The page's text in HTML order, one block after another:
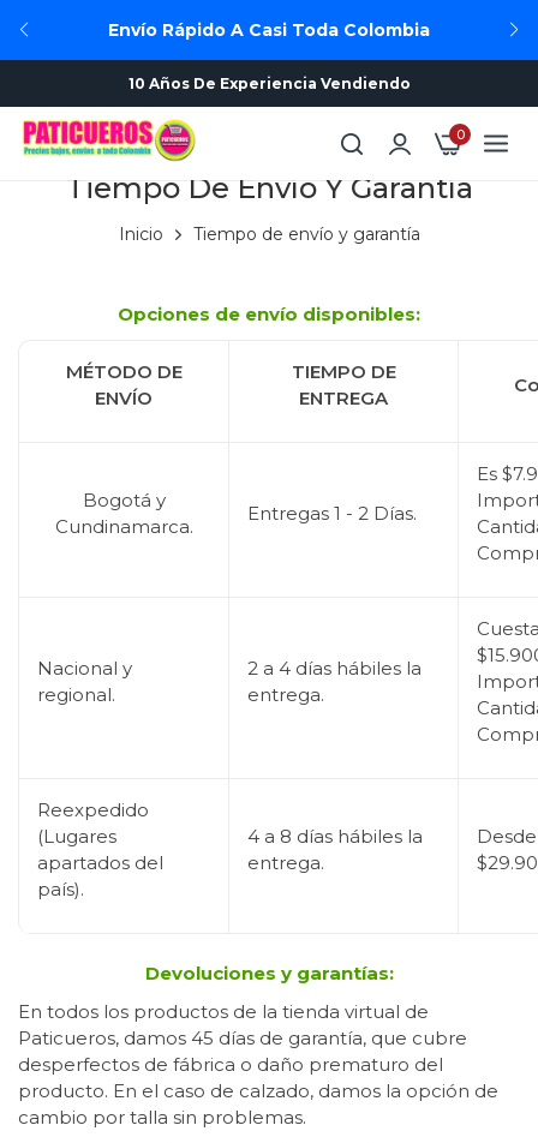
Envío Rápido A Casi Toda Colombia
10 Años De Experiencia Vendiendo
0
Tiempo De Envío Y Garantía
Inicio Tiempo de envío y garantía
Opciones de envío disponibles:
MÉTODO DE
ENVÍO
TIEMPO DE
ENTREGA
Bogotá y
Cundinamarca.
Entregas 1 - 2 Días.
Es
Nacional y
regional.
2 a 4 días hábiles la
entrega.
Reexpedido
(Lugares
apartados del
país).
4 a 8 días hábiles la
entrega.
Desde
Devoluciones y garantías:
En todos los productos de la tienda virtual de
Paticueros, damos 45 días de garantía, que cubre
desperfectos de fábrica o daño prematuro del
producto. En el caso de calzado, damos la opción de
cambio por talla sin problemas.